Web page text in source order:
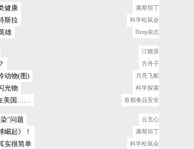
健康 康斯坦丁
斯拉 科学松鼠会
雄 Deep杂志
江晓原
方舟子
动物(图) 月亮飞船
光物 科学探索
美国…… 首都食品安全
"问题 云无心
崛起》！ 康斯坦丁
实很简单 科学松鼠会